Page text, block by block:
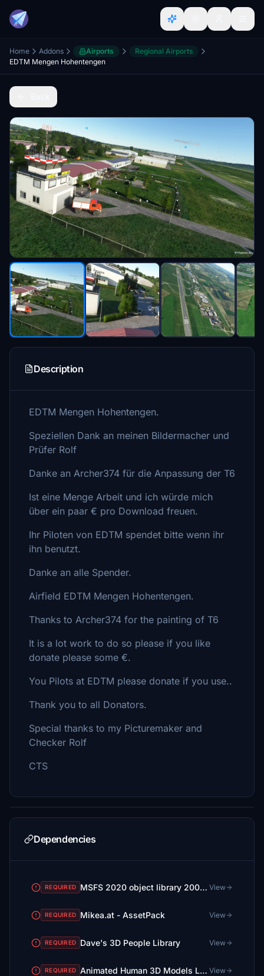
Home Addons Airports
Regional Airports
EDTM Mengen Hohentengen
Description
EDTM Mengen Hohentengen.
Speziellen Dank an meinen Bildermacher und
Prüfer Rolf
Danke an Archer374 für die Anpassung der T6
Ist eine Menge Arbeit und ich würde mich
über ein paar € pro Download freuen.
Ihr Piloten von EDTM spendet bitte wenn ihr
ihn benutzt.
Danke an alle Spender.
Airfield EDTM Mengen Hohentengen.
Thanks to Archer374 for the painting of T6
It is a lot work to do so please if you like
donate please some €.
You Pilots at EDTM please donate if you use..
Thank you to all Donators.
Special thanks to my Picturemaker and
Checker Rolf
CTS
Dependencies
REQUIRED MSFS 2020 object library 200+ models - towers hangars to cones v14-11 UPDATE View
REQUIRED Mikea.at - AssetPack View
REQUIRED Dave's 3D People Library View
REQUIRED Animated Human 3D Models Library View